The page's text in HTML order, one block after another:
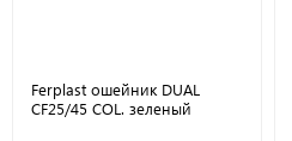
Ferplast ошейник DUAL
CF25/45 COL. зеленый